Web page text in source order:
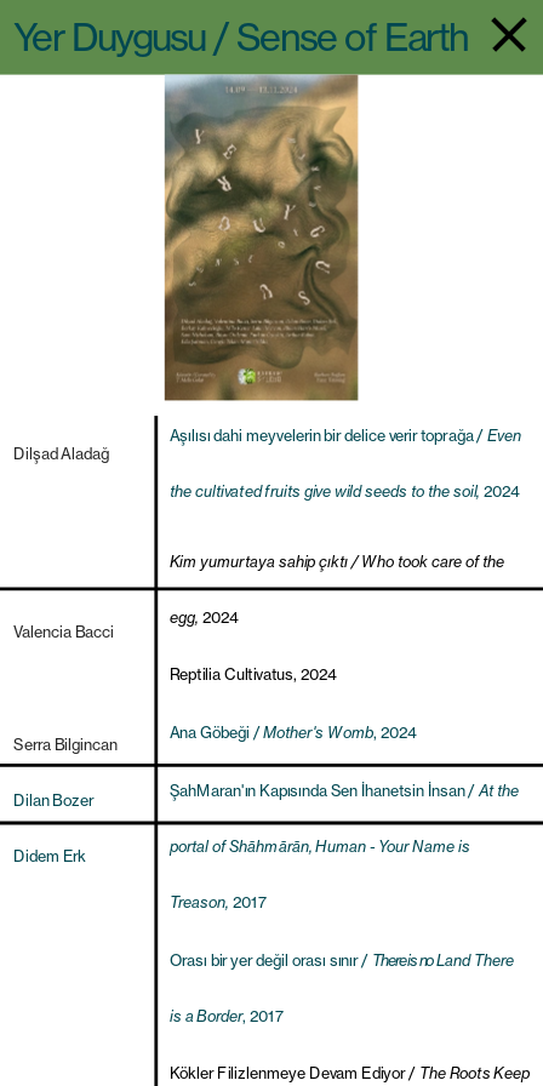
Yer Duygusu / Sense of Earth
Aşılısı dahi meyvelerin bir delice verir toprağa / Even
the cultivated fruits give wild seeds to the soil, 2024
Kim yumurtaya sahip çıktı / Who took care of the
egg, 2024
Reptilia Cultivatus, 2024
Ana Göbeği / Mother's Womb, 2024
ŞahMaran'ın Kapısında Sen İhanetsin İnsan / At the
portal of Shāhmārān, Human - Your Name is
Treason, 2017
Orası bir yer değil orası sınır / There is no Land There
is a Border, 2017
Kökler Filizlenmeye Devam Ediyor / The Roots Keep
Dilşad Aladağ
Serra Bilgincan
Dilan Bozer